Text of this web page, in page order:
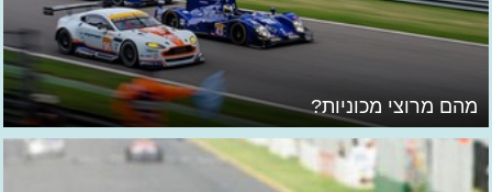
מהם מרוצי מכוניות?